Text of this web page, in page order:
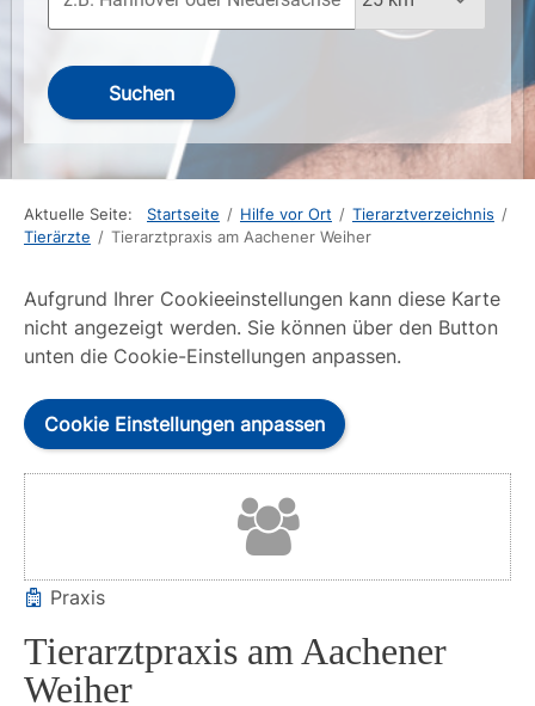
Suchen
Aktuelle Seite: Startseite / Hilfe vor Ort / Tierarztverzeichnis /
Tierärzte / Tierarztpraxis am Aachener Weiher
Aufgrund Ihrer Cookieeinstellungen kann diese Karte
nicht angezeigt werden. Sie können über den Button
unten die Cookie-Einstellungen anpassen.
Cookie Einstellungen anpassen
Praxis
Tierarztpraxis am Aachener
Weiher